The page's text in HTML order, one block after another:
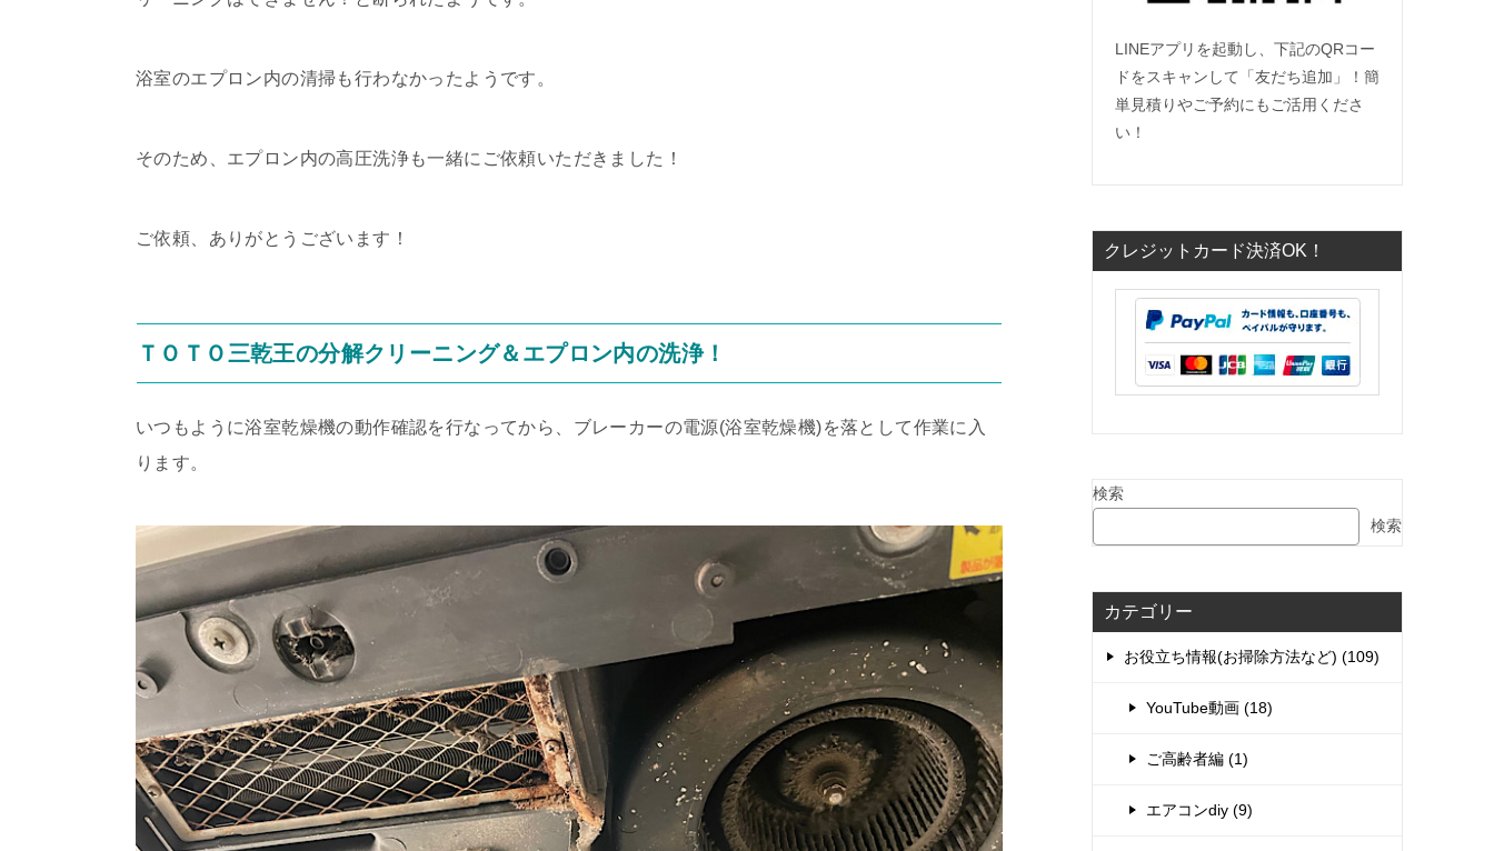
浴室のエプロン内の清掃も行わなかったようです。
そのため、エプロン内の高圧洗浄も一緒にご依頼いただきました！
ご依頼、ありがとうございます！
ＴＯＴＯ三乾王の分解クリーニング＆エプロン内の洗浄！
いつもように浴室乾燥機の動作確認を行なってから、ブレーカーの電源(浴室乾燥機)を落として作業に入
ります。
LINEアプリを起動し、下記のQRコー
ドをスキャンして「友だち追加」！簡
単見積りやご予約にもご活用くださ
い！
クレジットカード決済OK！
検索
検索
カテゴリー
お役立ち情報(お掃除方法など) (109)
YouTube動画 (18)
ご高齢者編 (1)
エアコンdiy (9)